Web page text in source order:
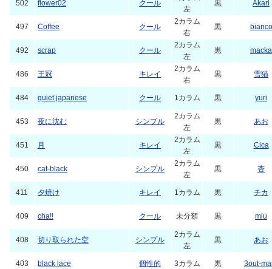
502 flower02 クール
左
黒 Akari
497 Coffee クール
2カラム
右
黒 bianco
492 scrap クール
2カラム
左
黒 macka
486 王冠 キレイ
2カラム
右
黒 雪猫
484 quiet japanese クール 1カラム 黒 yuri
453 夜に沈む シンプル
2カラム
左
黒 あお
451 月 キレイ
2カラム
左
黒 Cica
450 cat-black シンプル
2カラム
左
黒 杏
411 夕焼け キレイ 1カラム 黒 チカ
409 cha!! クール 未分類 黒 miu
408 切り取られた空 シンプル
2カラム
左
黒 あお
403 black lace 個性的 3カラム 黒 3out-